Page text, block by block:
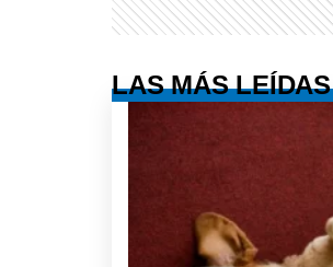
LAS MÁS LEÍDAS